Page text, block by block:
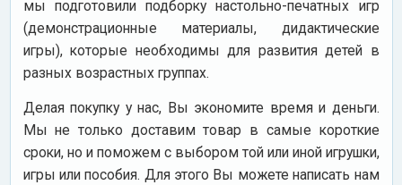
мы подготовили подборку настольно-печатных игр
(демонстрационные материалы, дидактические
игры), которые необходимы для развития детей в
разных возрастных группах.
Делая покупку у нас, Вы экономите время и деньги.
Мы не только доставим товар в самые короткие
сроки, но и поможем с выбором той или иной игрушки,
игры или пособия. Для этого Вы можете написать нам